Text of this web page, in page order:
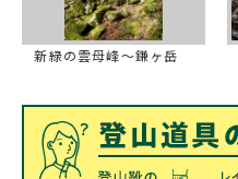
新緑の雲母峰～鎌ヶ岳